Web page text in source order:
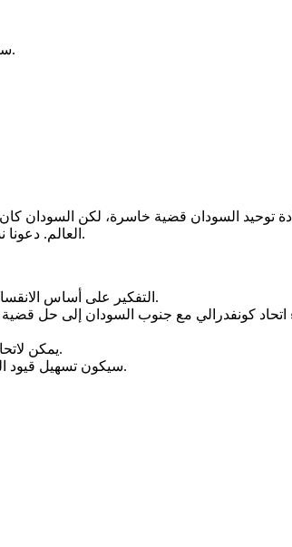
ستساعد قوانين الاستثمار التي تتضمن مشاريع المسؤولية المجتمعية الإلزامية في تقليل عبء الخدمات على الاقتصاد الوطني والولائي.
العالم. دعونا نستمع الى المفكرين من أبناء الجنوب من أمثال فرانسيس دينق وسنجد أن السودان الموحد أكثر قوة وقدرة على النمو من السودان الممزق.
التفكير على أساس الانقسامات العرقية والقبلية يعد نهجًا متخلفا وغير مثمر، إن لم يكن بدائيًا تمامًا – انظروا ماذا فعل الإتحاد الأوروبي ونمور اسيا وأخيرا بريكس.
يمكن لاتحاد كونفدرالي بين الشمال والجنوب أن يعزز النمو الاقتصادي لكلا الطرفين، من خلال إنتاج الغذاء في الشمال وإنتاج النفط في الجنوب.
سيكون تسهيل قيود السفر وتبادل الموارد البشرية والخبرات مكسبًا كبيرًا للنمو الاقتصادي والثقافي، كما كان في حالة نيجيريا بعد الحرب الأهلية في بيافرا.